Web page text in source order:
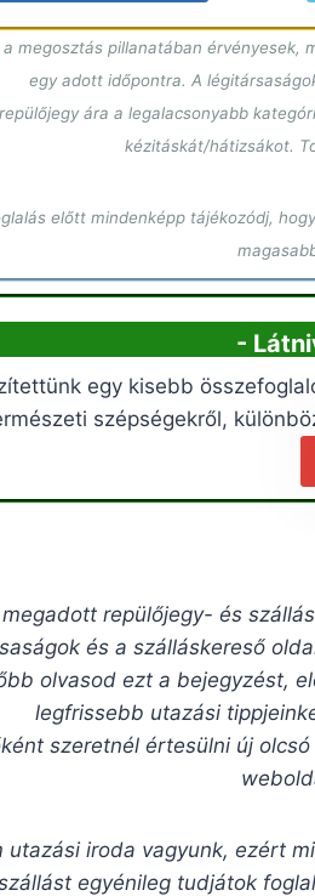
megosztás pillanatában érvényesek,
egy adott időpontra. A
ára a legalacsonyabb
kézitáskát/hátizsákot.
előtt mindenképp tájékozódj,
-
egy kisebb
szépségekről,
repülőjegy- és
és a szálláskereső
olvasod ezt a bejegyzést,
legfrissebb utazási
szeretnél értesülni új
utazási iroda vagyunk, ezért
egyénileg tudjátok